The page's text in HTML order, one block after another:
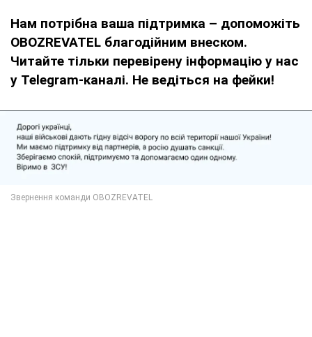
Нам потрібна ваша підтримка – допоможіть
OBOZREVATEL благодійним внеском.
Читайте тільки перевірену інформацію у нас
у Telegram-каналі. Не ведіться на фейки!